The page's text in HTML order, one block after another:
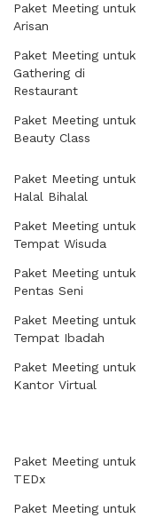
Paket Meeting untuk
Arisan
Paket Meeting untuk
Gathering di
Restaurant
Paket Meeting untuk
Beauty Class
Paket Meeting untuk
Halal Bihalal
Paket Meeting untuk
Tempat Wisuda
Paket Meeting untuk
Pentas Seni
Paket Meeting untuk
Tempat Ibadah
Paket Meeting untuk
Kantor Virtual
Paket Meeting untuk
TEDx
Paket Meeting untuk